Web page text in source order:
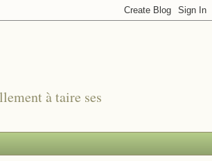
à taire ses